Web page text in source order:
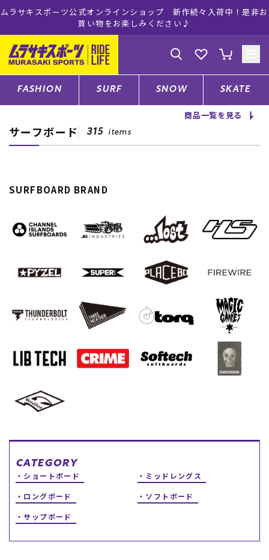
ムラサキスポーツ公式オンラインショップ 新作続々入荷中！是非お
買い物をお楽しみください♪
ゲスト様
ログイン 会員登録
店舗一覧
ファッションTOP
スケートTOP
ブランド一覧
覧
中古/アウトレット サー
フ
ー
ギフトラッピング
よくある質問
お問い合わせ
FASHION SURF SNOW SKATE
商品一覧を見る
サーフボード 315 items
SURFBOARD BRAND
CATEGORY
ショートボード
ミッドレングス
ロングボード
ソフトボード
サップボード